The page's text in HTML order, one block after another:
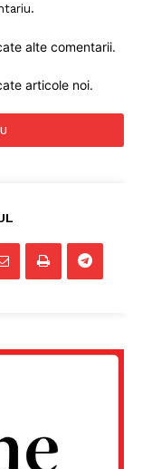
alte comentarii.
articole noi.